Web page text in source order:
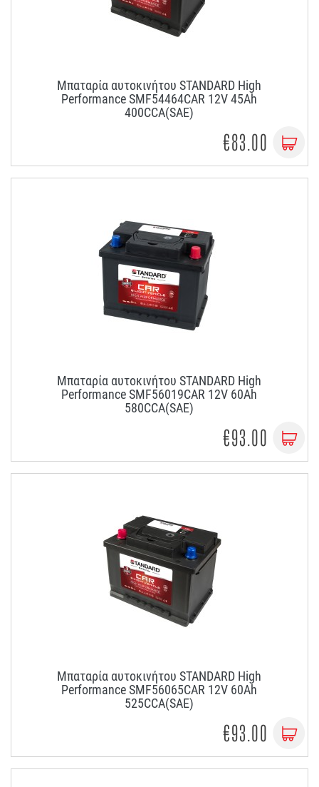
Μπαταρία αυτοκινήτου STANDARD High
Performance SMF54464CAR 12V 45Ah
400CCA(SAE)
€83.00
Μπαταρία αυτοκινήτου STANDARD High
Performance SMF56019CAR 12V 60Ah
580CCA(SAE)
€93.00
Μπαταρία αυτοκινήτου STANDARD High
Performance SMF56065CAR 12V 60Ah
525CCA(SAE)
€93.00